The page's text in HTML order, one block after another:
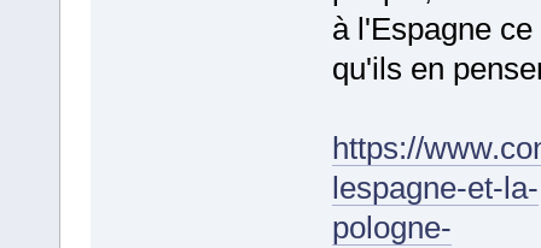
à l'Espagne ce
qu'ils en
https://
lespagne-et-la-
pologne-